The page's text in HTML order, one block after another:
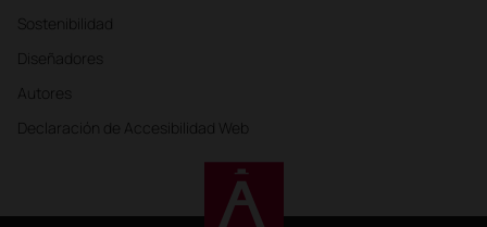
Sostenibilidad
Diseñadores
Autores
Declaración de Accesibilidad Web